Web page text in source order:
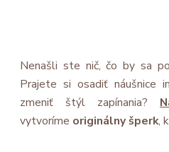
Nenašli ste nič, čo by sa
Prajete si osadiť náušnice
zmeniť štýl zapínania?
vytvoríme originálny šperk,